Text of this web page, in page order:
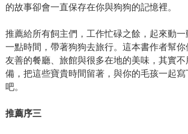
的故事卻會一直保存在你與狗狗的記憶裡。
推薦給所有飼主們，工作忙碌之餘，起來動一
一點時間，帶著狗狗去旅行。這本書作者幫
友善的餐廳、旅館與很多在地的美味，其實
備，把這些寶貴時間留著，與你的毛孩一起
吧。
推薦序三